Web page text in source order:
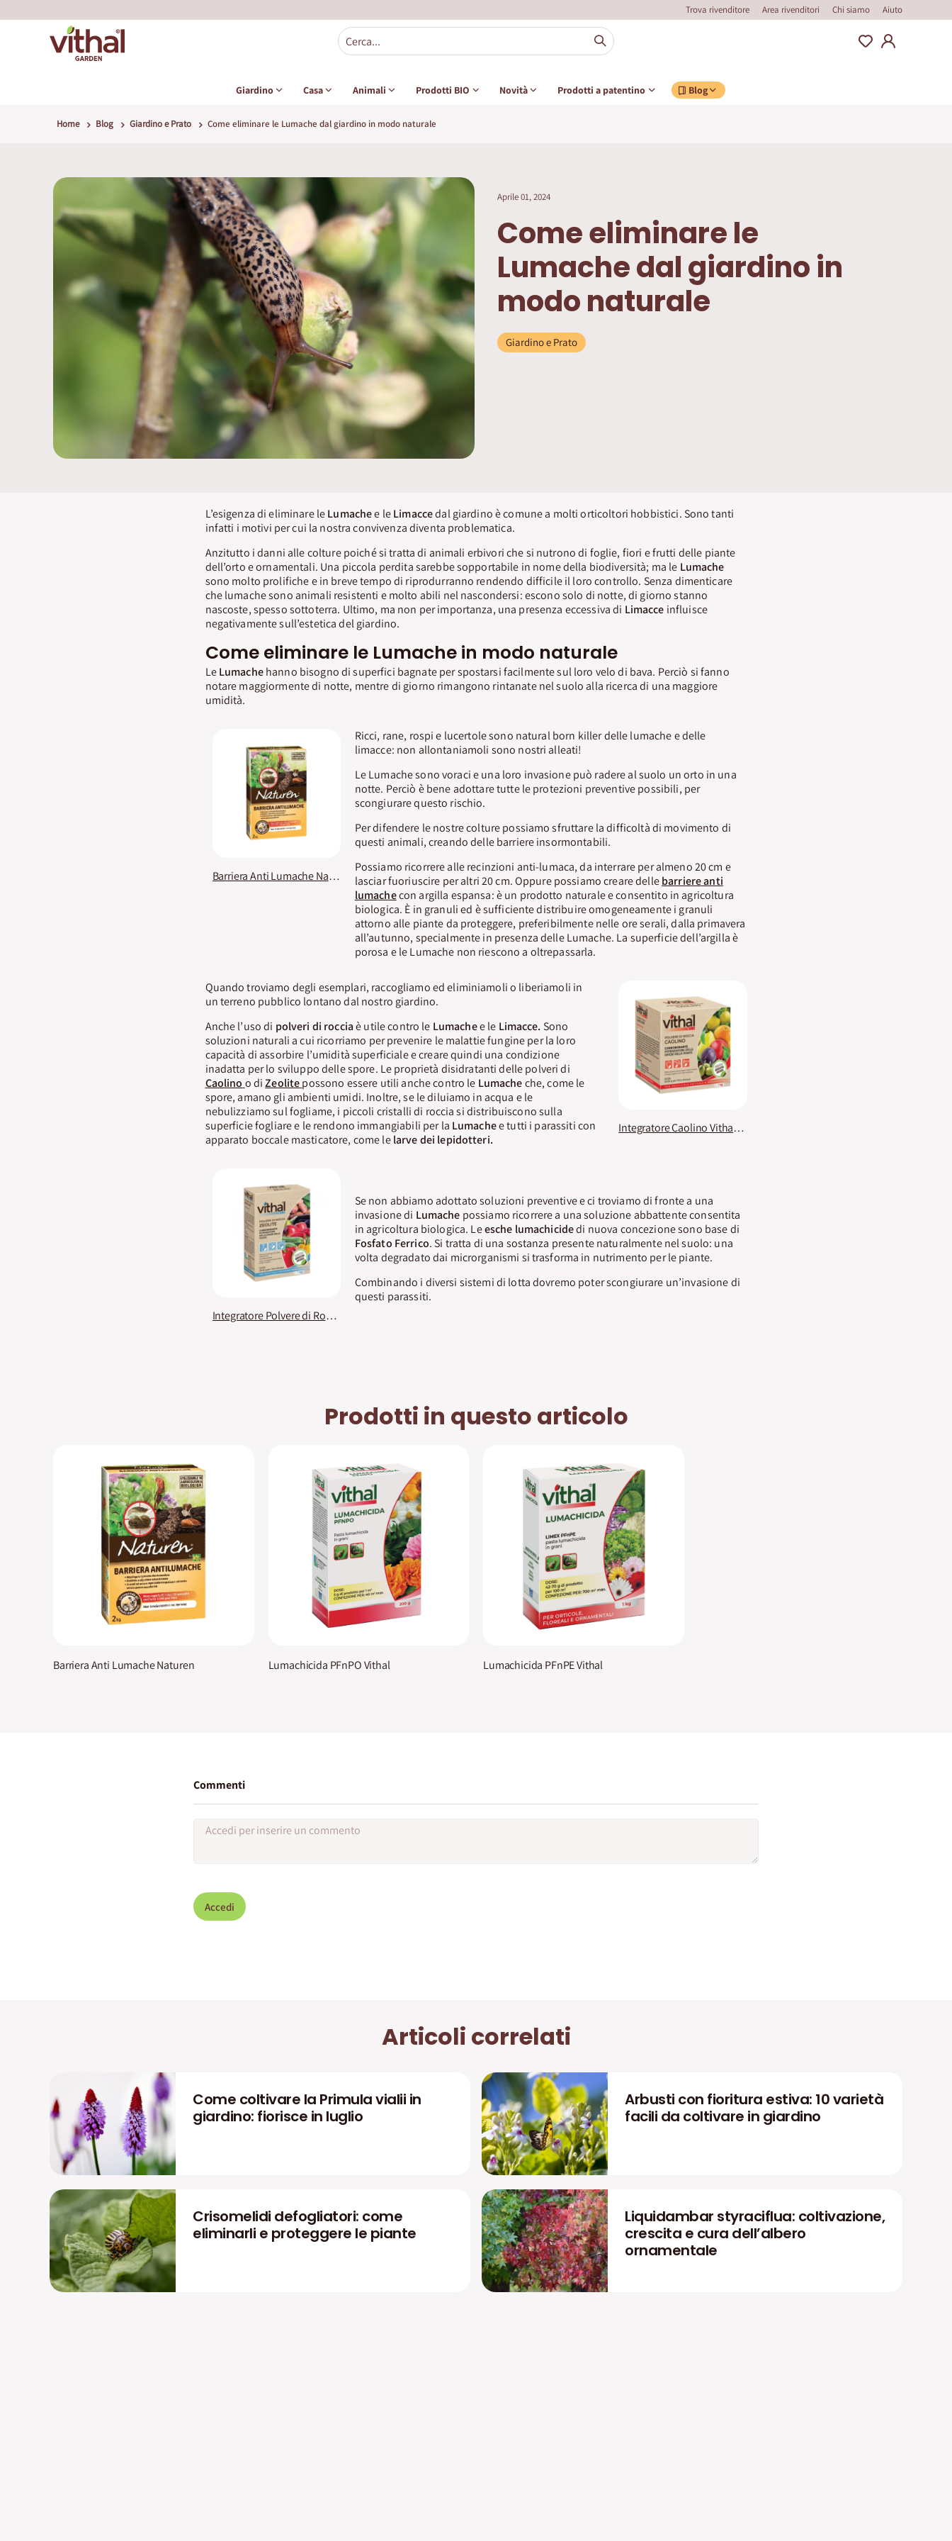
Trova rivenditore Area rivenditori Chi siamo Aiuto
Giardino Casa Animali Prodotti BIO Novità Prodotti a patentino Blog
Home Blog Giardino e Prato Come eliminare le Lumache dal giardino in modo naturale
Aprile 01, 2024
Come eliminare le
Lumache dal giardino in
modo naturale
Giardino e Prato
L’esigenza di eliminare leLumachee leLimaccedal giardino è comune a molti orticoltori hobbistici. Sono tanti
infatti i motivi per cui la nostra convivenza diventa problematica.
Anzitutto i danni alle colture poiché si tratta di animali erbivori che si nutrono di foglie, fiori e frutti delle piante
dell’orto e ornamentali. Una piccola perdita sarebbe sopportabile in nome della biodiversità; ma le Lumache
sono molto prolifiche e in breve tempo di riprodurranno rendendo difficile il loro controllo. Senza dimenticare
che lumache sono animali resistenti e molto abili nel nascondersi: escono solo di notte, di giorno stanno
nascoste, spesso sottoterra. Ultimo, ma non per importanza, una presenza eccessiva di Limacce influisce
negativamente sull’estetica del giardino.
Come eliminare le Lumache in modo naturale
LeLumachehanno bisogno di superfici bagnate per spostarsi facilmente sul loro velo di bava. Perciò si fanno
notare maggiormente di notte, mentre di giorno rimangono rintanate nel suolo alla ricerca di una maggiore
umidità.
Barriera Anti Lumache Naturen
Ricci, rane, rospi e lucertole sono natural born killer delle lumache e delle
limacce: non allontaniamoli sono nostri alleati!
Le Lumache sono voraci e una loro invasione può radere al suolo un orto in una
notte. Perciò è bene adottare tutte le protezioni preventive possibili, per
scongiurare questo rischio.
Per difendere le nostre colture possiamo sfruttare la difficoltà di movimento di
questi animali, creando delle barriere insormontabili.
Possiamo ricorrere alle recinzioni anti-lumaca, da interrare per almeno 20 cm e
lasciar fuoriuscire per altri 20 cm. Oppure possiamo creare dellebarriere anti
lumachecon argilla espansa: è un prodotto naturale e consentito in agricoltura
biologica. È in granuli ed è sufficiente distribuire omogeneamente i granuli
attorno alle piante da proteggere, preferibilmente nelle ore serali, dalla primavera
all’autunno, specialmente in presenza delle Lumache. La superficie dell’argilla è
porosa e le Lumache non riescono a oltrepassarla.
Quando troviamo degli esemplari, raccogliamo ed eliminiamoli o liberiamoli in
un terreno pubblico lontano dal nostro giardino.
Anche l’uso di polveri di rocciaè utile contro le Lumachee le Limacce. Sono
soluzioni naturali a cui ricorriamo per prevenire le malattie fungine per la loro
capacità di assorbire l’umidità superficiale e creare quindi una condizione
inadatta per lo sviluppo delle spore. Le proprietà disidratanti delle polveri di
Caolino o diZeolitepossono essere utili anche contro le Lumacheche, come le
spore, amano gli ambienti umidi. Inoltre, se le diluiamo in acqua e le
nebulizziamo sul fogliame, i piccoli cristalli di roccia si distribuiscono sulla
superficie fogliare e le rendono immangiabili per la Lumachee tutti i parassiti con
apparato boccale masticatore, come lelarve dei lepidotteri.
Integratore Caolino Vithal Bio
Integratore Polvere di Roccia Zeolite Vithal Bio
Se non abbiamo adottato soluzioni preventive e ci troviamo di fronte a una
invasione di Lumache possiamo ricorrere a una soluzione abbattente consentita
in agricoltura biologica. Leesche lumachicidedi nuova concezione sono base di
Fosfato Ferrico. Si tratta di una sostanza presente naturalmente nel suolo: una
volta degradato dai microrganismi si trasforma in nutrimento per le piante.
Combinando i diversi sistemi di lotta dovremo poter scongiurare un’invasione di
questi parassiti.
Prodotti in questo articolo
Barriera Anti Lumache Naturen Lumachicida PFnPO Vithal Lumachicida PFnPE Vithal
Commenti
Accedi
Articoli correlati
Come coltivare la Primula vialii in
giardino: fiorisce in luglio
Arbusti con fioritura estiva: 10 varietà
facili da coltivare in giardino
Crisomelidi defogliatori: come
eliminarli e proteggere le piante
Liquidambar styraciflua: coltivazione,
crescita e cura dell’albero
ornamentale